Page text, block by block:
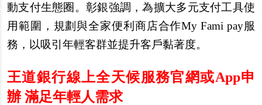
動支付生態圈。彰銀強調，為擴大多元支付工具使
用範圍，規劃與全家便利商店合作My Fami pay服
務，以吸引年輕客群並提升客戶黏著度。
王道銀行線上全天候服務官網或App申
辦 滿足年輕人需求